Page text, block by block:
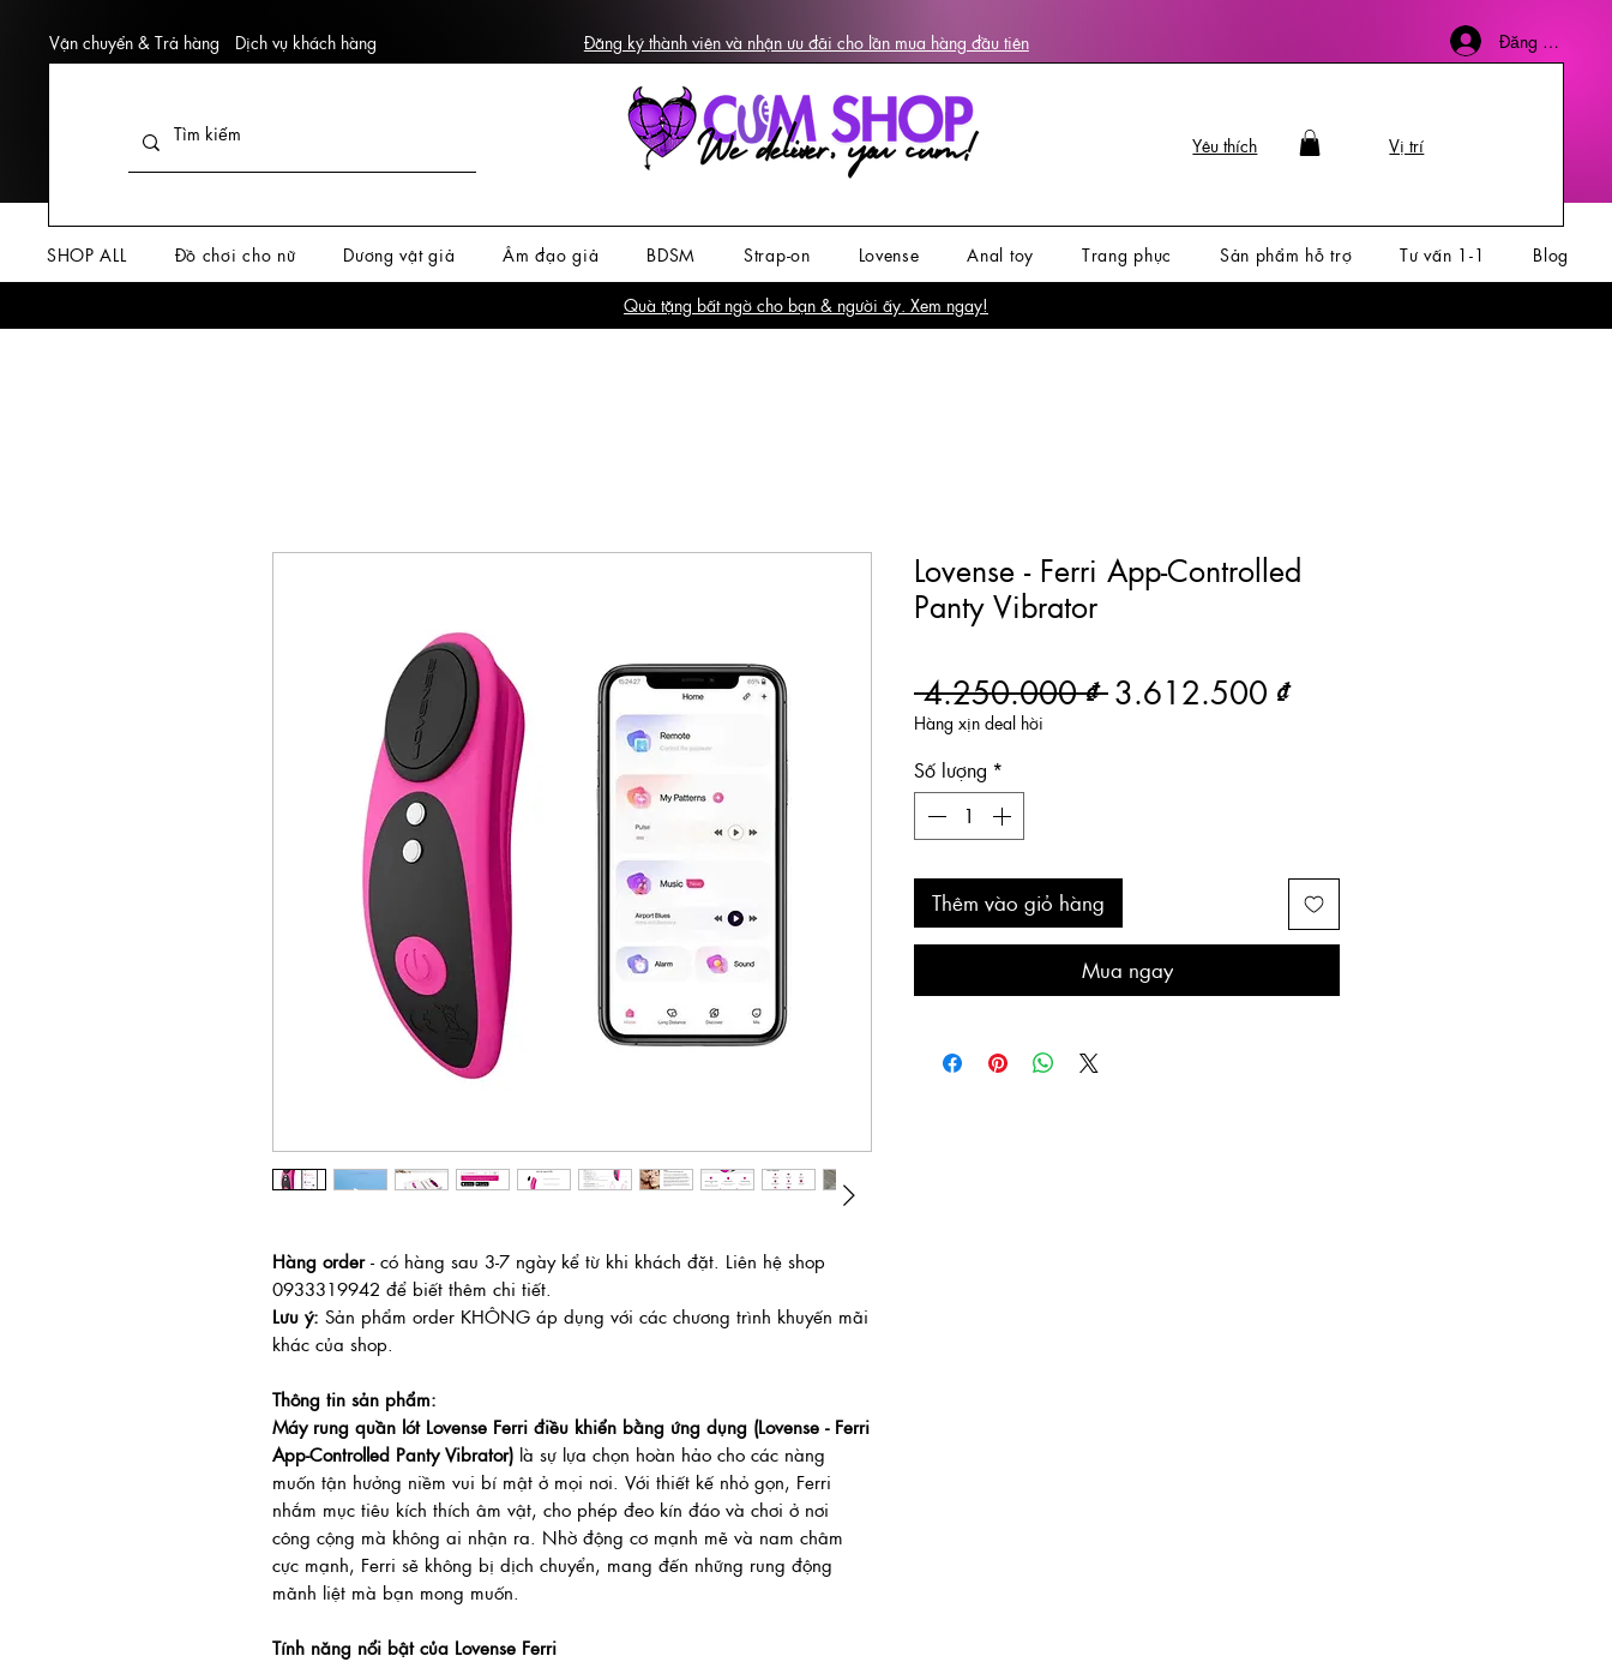
Vận chuyển & Trả hàng Dịch vụ khách hàng Đăng ký thành viên và nhận ưu đãi cho lần mua hàng đầu tiên Đăng nhập
Yêu thích Vị trí
SHOP ALL Đồ chơi cho nữ Dương vật giả Âm đạo giả BDSM Strap-on Lovense Anal toy Trang phục Sản phẩm hỗ trợ Tư vấn 1-1 Blog
Quà tặng bất ngờ cho bạn & người ấy. Xem ngay!
Hàng order- có hàng sau 3-7 ngày kể từ khi khách đặt. Liên hệ shop
0933319942 để biết thêm chi tiết.
Lưu ý: Sản phẩm order KHÔNG áp dụng với các chương trình khuyến mãi
khác của shop.
Thông tin sản phẩm:
Máy rung quần lót Lovense Ferri điều khiển bằng ứng dụng (Lovense - Ferri
App-Controlled Panty Vibrator) là sự lựa chọn hoàn hảo cho các nàng
muốn tận hưởng niềm vui bí mật ở mọi nơi. Với thiết kế nhỏ gọn, Ferri
nhắm mục tiêu kích thích âm vật, cho phép đeo kín đáo và chơi ở nơi
công cộng mà không ai nhận ra. Nhờ động cơ mạnh mẽ và nam châm
cực mạnh, Ferri sẽ không bị dịch chuyển, mang đến những rung động
mãnh liệt mà bạn mong muốn.
Tính năng nổi bật của Lovense Ferri
Lovense - Ferri App-Controlled
Panty Vibrator
4.250.000 ₫ Giá thông thường
3.612.500 ₫Giá bán rẻ
Hàng xịn deal hời
Số lượng *
Thêm vào giỏ hàng
Mua ngay